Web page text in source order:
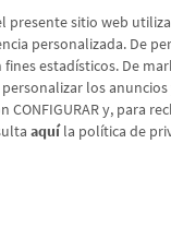
presente sitio web
personalizada. De
fines estadísticos. De
los
CONFIGURAR y, para
aquíla política de